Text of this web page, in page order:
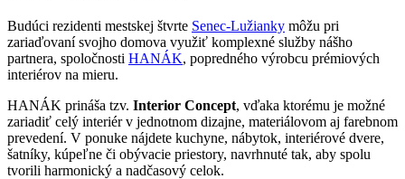
Budúci rezidenti mestskej štvrte Senec-Lužianky môžu pri
zariaďovaní svojho domova využiť komplexné služby nášho
partnera, spoločnosti HANÁK, popredného výrobcu prémiových
interiérov na mieru.
HANÁK prináša tzv. Interior Concept, vďaka ktorému je možné
zariadiť celý interiér v jednotnom dizajne, materiálovom aj farebnom
prevedení. V ponuke nájdete kuchyne, nábytok, interiérové dvere,
šatníky, kúpeľne či obývacie priestory, navrhnuté tak, aby spolu
tvorili harmonický a nadčasový celok.